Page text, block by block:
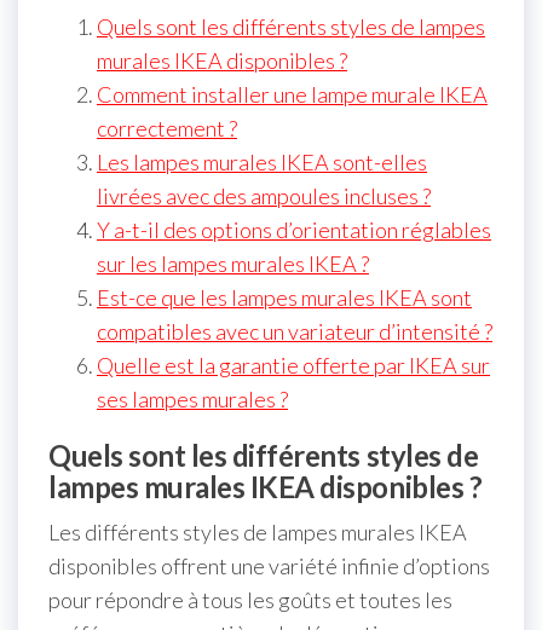
Quels sont les différents styles de lampes
murales IKEA disponibles ?
Comment installer une lampe murale IKEA
correctement ?
Les lampes murales IKEA sont-elles
livrées avec des ampoules incluses ?
Y a-t-il des options d’orientation réglables
sur les lampes murales IKEA ?
Est-ce que les lampes murales IKEA sont
compatibles avec un variateur d’intensité ?
Quelle est la garantie offerte par IKEA sur
ses lampes murales ?
Quels sont les différents styles de
lampes murales IKEA disponibles ?
Les différents styles de lampes murales IKEA
disponibles offrent une variété infinie d’options
pour répondre à tous les goûts et toutes les